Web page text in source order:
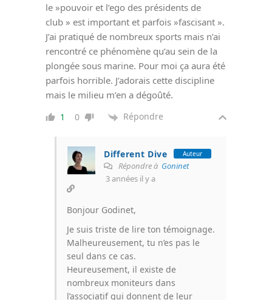
le »pouvoir et l’ego des présidents de
club » est important et parfois »fascisant ».
J’ai pratiqué de nombreux sports mais n’ai
rencontré ce phénomène qu’au sein de la
plongée sous marine. Pour moi ça aura été
parfois horrible. J’adorais cette discipline
mais le milieu m’en a dégoûté.
1 0 Répondre
Different Dive Auteur
Répondre à Goninet
3 années il y a
Bonjour Godinet,
Je suis triste de lire ton témoignage.
Malheureusement, tu n’es pas le
seul dans ce cas.
Heureusement, il existe de
nombreux moniteurs dans
l’associatif qui donnent de leur